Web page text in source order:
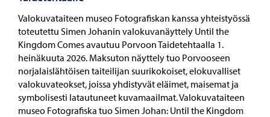
Valokuvataiteen museo Fotografiskan kanssa yhteistyössä
toteutettu Simen Johanin valokuvanäyttely Until the
Kingdom Comes avautuu Porvoon Taidetehtaalla 1.
heinäkuuta 2026. Maksuton näyttely tuo Porvooseen
norjalaislähtöisen taiteilijan suurikokoiset, elokuvalliset
valokuvateokset, joissa yhdistyvät eläimet, maisemat ja
symbolisesti latautuneet kuvamaailmat. Valokuvataiteen
museo Fotografiska tuo Simen Johan: Until the Kingdom